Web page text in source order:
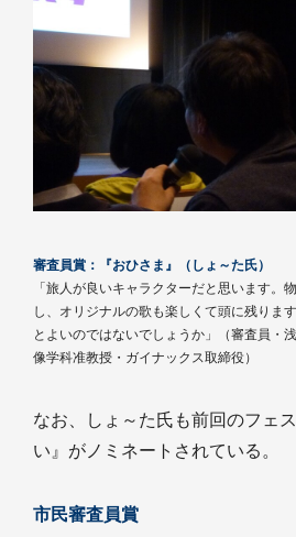
審査員賞：『おひさま』（しょ～た氏）
「旅人が良いキャラクターだと思います。
し、オリジナルの歌も楽しくて頭に残りま
とよいのではないでしょうか」（審査員・
像学科准教授・ガイナックス取締役）
なお、しょ～た氏も前回のフェ
い』がノミネートされている。
市民審査員賞